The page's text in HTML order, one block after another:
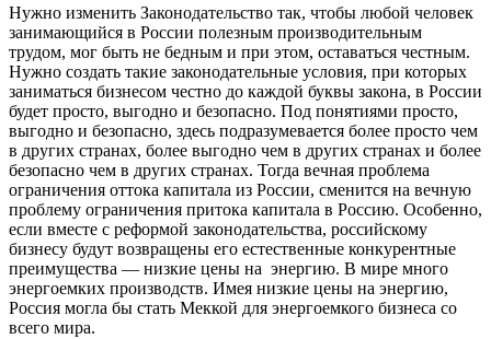
Нужно изменить Законодательство так, чтобы любой человек
занимающийся в России полезным производительным
трудом, мог быть не бедным и при этом, оставаться честным.
Нужно создать такие законодательные условия, при которых
заниматься бизнесом честно до каждой буквы закона, в России
будет просто, выгодно и безопасно. Под понятиями просто,
выгодно и безопасно, здесь подразумевается более просто чем
в других странах, более выгодно чем в других странах и более
безопасно чем в других странах. Тогда вечная проблема
ограничения оттока капитала из России, сменится на вечную
проблему ограничения притока капитала в Россию. Особенно,
если вместе с реформой законодательства, российскому
бизнесу будут возвращены его естественные конкурентные
преимущества — низкие цены на энергию. В мире много
энергоемких производств. Имея низкие цены на энергию,
Россия могла бы стать Меккой для энергоемкого бизнеса со
всего мира.